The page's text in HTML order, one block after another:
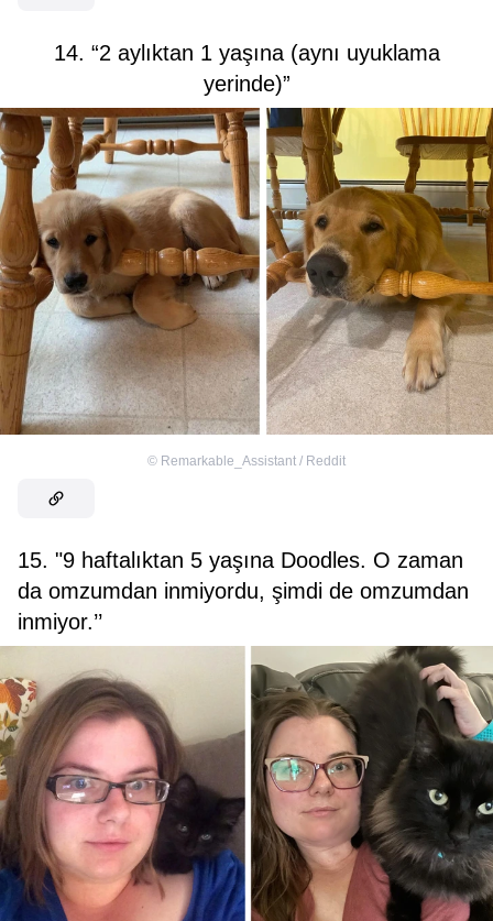
14. “2 aylıktan 1 yaşına (aynı uyuklama
yerinde)”
© Remarkable_Assistant / Reddit
15. "9 haftalıktan 5 yaşına Doodles. O zaman
da omzumdan inmiyordu, şimdi de omzumdan
inmiyor.’’